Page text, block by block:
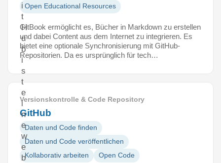
i
t
H
u
b
i
s
t
e
i
n
e
w
e
b
Open Educational Resources
GitBook ermöglicht es, Bücher in Markdown zu erstellen
und dabei Content aus dem Internet zu integrieren. Es
bietet eine optionale Synchronisierung mit GitHub-
Repositorien. Da es ursprünglich für tech…
Versionskontrolle & Code Repository
GitHub
Daten und Code finden
Daten und Code veröffentlichen
Kollaborativ arbeiten
Open Code